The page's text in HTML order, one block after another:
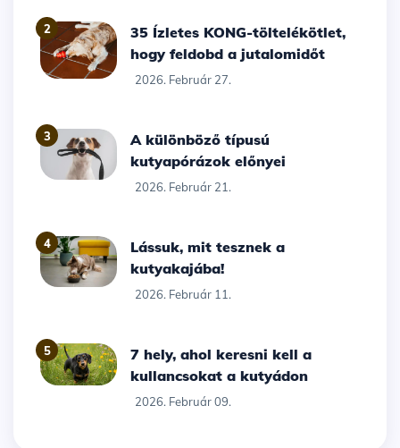
2
35 Ízletes KONG-töltelékötlet,
hogy feldobd a jutalomidőt
2026. Február 27.
3
A különböző típusú
kutyapórázok előnyei
2026. Február 21.
4
Lássuk, mit tesznek a
kutyakajába!
2026. Február 11.
5
7 hely, ahol keresni kell a
kullancsokat a kutyádon
2026. Február 09.